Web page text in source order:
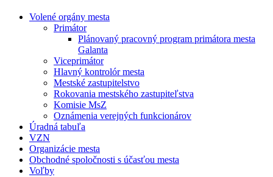
Volené orgány mesta
Primátor
Plánovaný pracovný program primátora mesta
Galanta
Viceprimátor
Hlavný kontrolór mesta
Mestské zastupitelstvo
Rokovania mestského zastupiteľstva
Komisie MsZ
Oznámenia verejných funkcionárov
Úradná tabuľa
VZN
Organizácie mesta
Obchodné spoločnosti s účasťou mesta
Voľby